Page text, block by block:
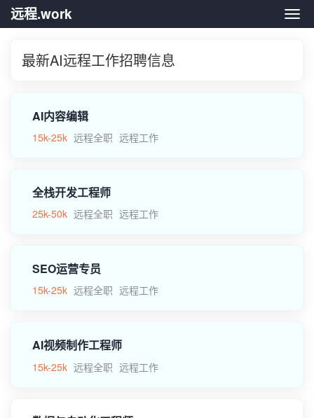
远
远程.work
最新AI远程工作招聘信息
AI内容编辑
15k-25k 远程全职 远程工作
全栈开发工程师
25k-50k 远程全职 远程工作
SEO运营专员
15k-25k 远程全职 远程工作
AI视频制作工程师
15k-25k 远程全职 远程工作